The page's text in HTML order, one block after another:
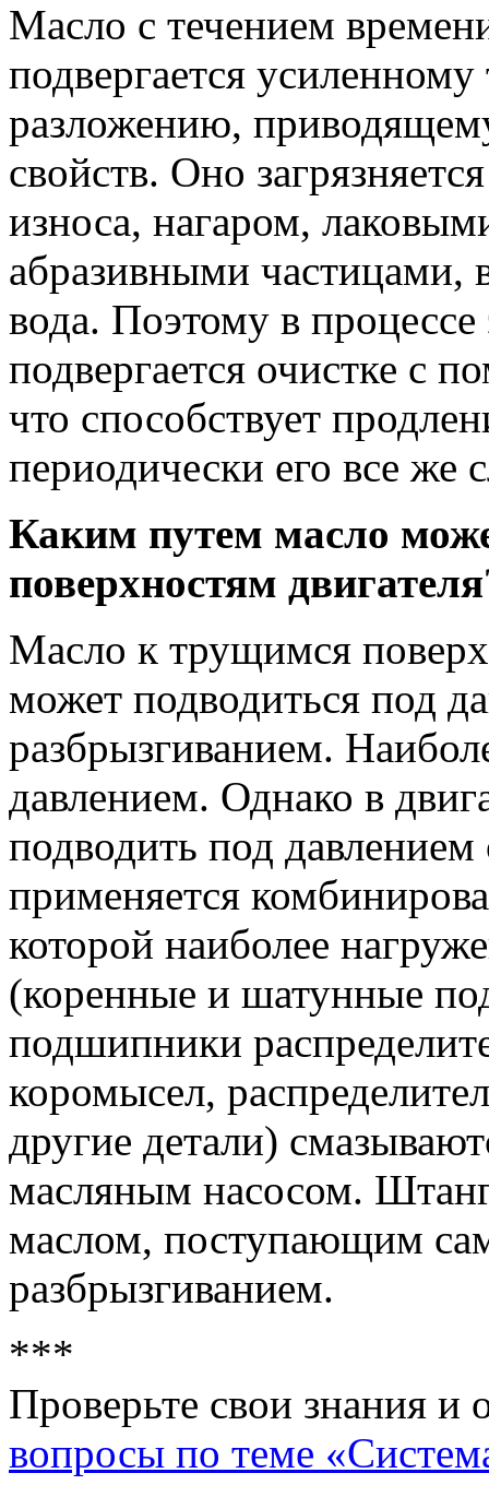
Масло с течением
подвергается
разложению,
свойств. Оно
износа, нагаром,
абразивными частицами,
вода. Поэтому в процессе
подвергается очистке с
что способствует
периодически его все же
Каким путем масло
поверхностям
Масло к трущимся
может подводиться под
разбрызгиванием.
давлением. Однако в
подводить под
применяется
которой наиболее
(коренные и шатунные
подшипники
коромысел,
другие детали)
масляным насосом.
маслом, поступающим
разбрызгиванием.
***
Проверьте свои знания и
вопросы по теме